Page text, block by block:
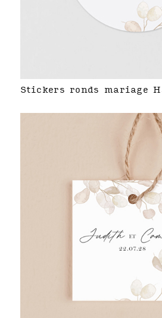
Stickers ronds mariage